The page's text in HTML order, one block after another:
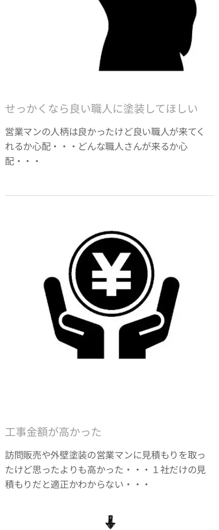
せっかくなら良い職人に塗装してほしい
営業マンの人柄は良かったけど良い職人が来てく
れるか心配・・・どんな職人さんが来るか心
配・・・
工事金額が高かった
訪問販売や外壁塗装の営業マンに見積もりを取っ
たけど思ったよりも高かった・・・１社だけの見
積もりだと適正かわからない・・・